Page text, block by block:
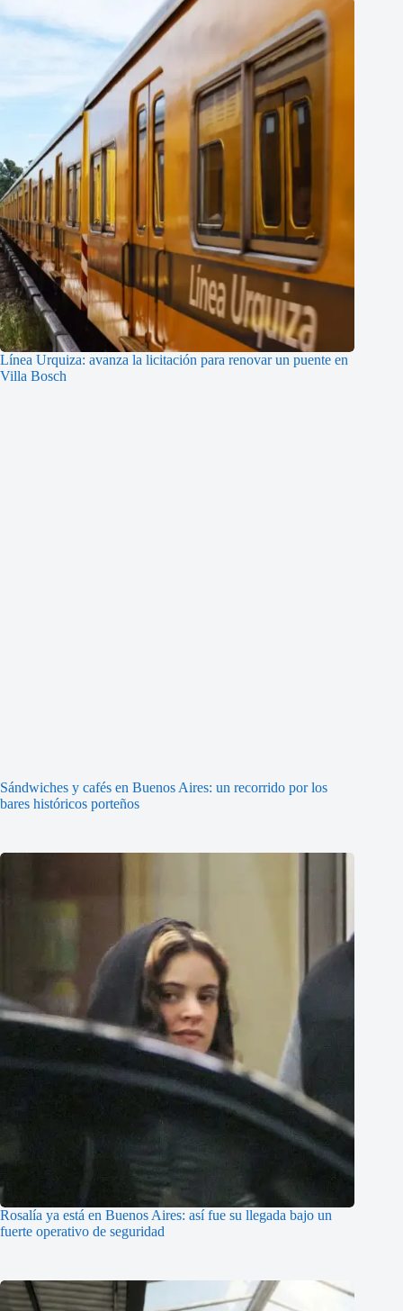
Línea Urquiza: avanza la licitación para renovar un puente en
Villa Bosch
Sándwiches y cafés en Buenos Aires: un recorrido por los
bares históricos porteños
Rosalía ya está en Buenos Aires: así fue su llegada bajo un
fuerte operativo de seguridad